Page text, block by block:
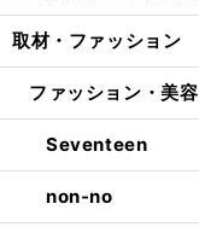
取材・ファッション
ファッション・美容
Seventeen
non-no